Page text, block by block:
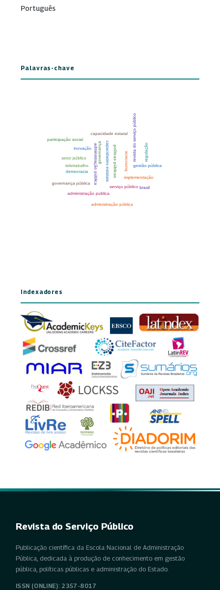
Português
Palavras-chave
Indexadores
Revista do Serviço Público
Publicação científica da Escola Nacional de Administração
Pública, dedicada à produção de conhecimento em gestão
pública, políticas públicas e administração do Estado.
ISSN (ONLINE): 2357-8017